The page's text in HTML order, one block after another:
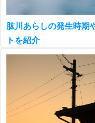
肱川あらしの発生時期
トを紹介